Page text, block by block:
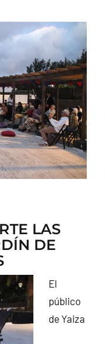
LAS
DE
El
público
de Yaiza